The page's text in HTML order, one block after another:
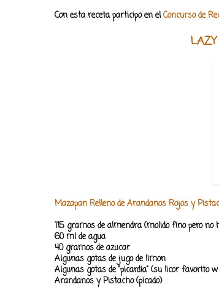
Con esta receta participo en el Concurso de
Mazapan Relleno de Arandanos Rojos y
115 gramos de almendra (molido fino pero no
60 ml de agua
40 gramos de azucar
Algunas gotas de jugo de limon
Algunas gotas de "picardia" (su licor favorito
Arandanos y Pistacho (picado)